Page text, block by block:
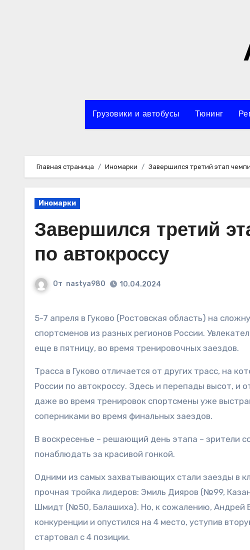
Грузовики и автобусы Тюнинг
Главная страница Иномарки Завершился третий этап
Иномарки
Завершился третий
по автокроссу
От nastya980 10.04.2024
5-7 апреля в Гуково (Ростовская область) на сложную, но любимую пилотами трассу приехало 80
спортсменов из разных регионов России.
еще в пятницу, во время тренировочных заездов.
Трасса в Гуково отличается от других трасс, на
России по автокроссу. Здесь и перепады высот, и
даже во время тренировок спортсмены уже
соперниками во время финальных заездов.
В воскресенье – решающий день этапа – зрители
понаблюдать за красивой гонкой.
Одними из самых захватывающих стали заезды в
прочная тройка лидеров: Эмиль Дияров (№99,
Шмидт (№50, Балашиха). Но, к сожалению, Андрей
конкуренции и опустился на 4 место, уступив
стартовал с 4 позиции.